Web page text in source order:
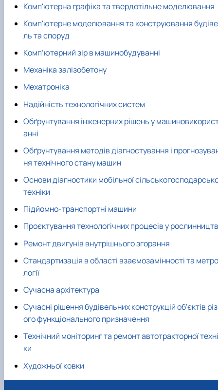
Рейтингові списки
Комп'ютерна графіка та твердотільне моделювання
Комп'ютерне моделювання та конструювання будіве
ль та споруд
Комп’ютерний зір в машинобудуванні
Механіка залізобетону
Мехатроніка
Надійність технологічних систем
Обґрунтування інженерних рішень у
анні
Обґрунтування методів діагностування і
ня технічного стану машин
Основи діагностики мобільної
техніки
Підйомно-транспортні машини
Проєктування технологічних процесів у
Ремонт двигунів внутрішнього згорання
Стандартизація в області взаємозамінності та метро
логії
Сучасна архітектура
Сучасні рішення будівельних конструкцій об’єктів
ого функціонального призначення
Технічний моніторинг та ремонт автотракторної техні
ки
Художньої ковки